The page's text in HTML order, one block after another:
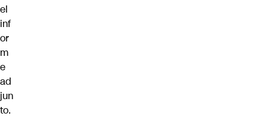
el
inf
or
m
e
ad
jun
to.